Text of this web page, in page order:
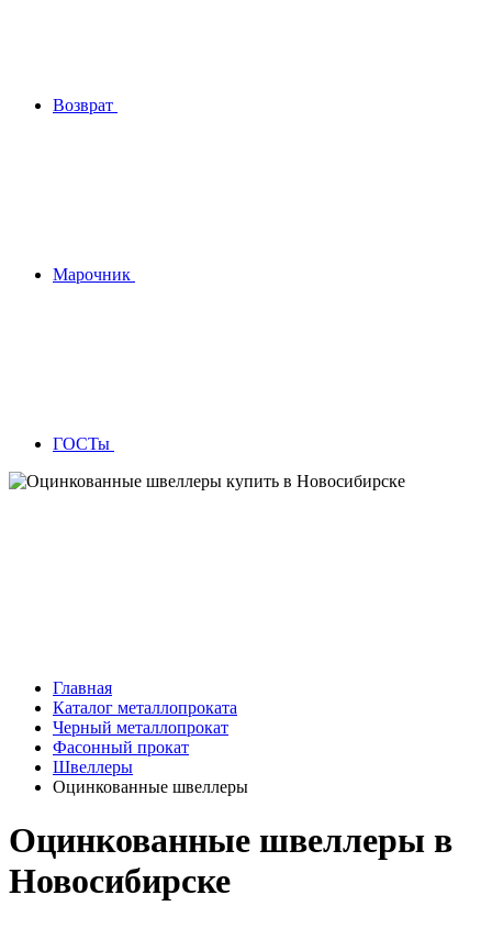
Возврат
Марочник
ГОСТы
Главная
Каталог металлопроката
Черный металлопрокат
Фасонный прокат
Швеллеры
Оцинкованные швеллеры
Оцинкованные швеллеры в
Новосибирске